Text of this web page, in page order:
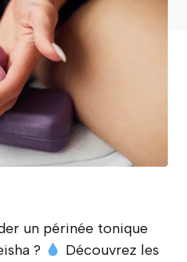
un périnée tonique
?
Découvrez les